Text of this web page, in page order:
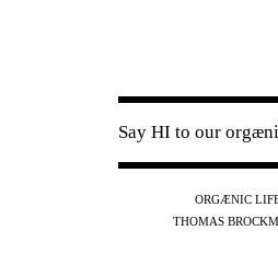
Say HI to our
ORGÆNIC
THOMAS